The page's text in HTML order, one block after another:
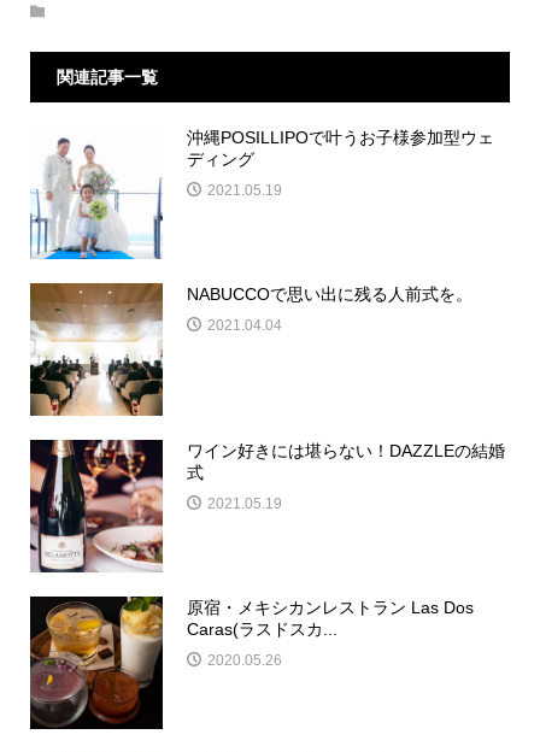
関連記事一覧
沖縄POSILLIPOで叶うお子様参加型ウェ
ディング
2021.05.19
NABUCCOで思い出に残る人前式を。
2021.04.04
ワイン好きには堪らない！DAZZLEの結婚
式
2021.05.19
原宿・メキシカンレストラン Las Dos
Caras(ラスドスカ...
2020.05.26